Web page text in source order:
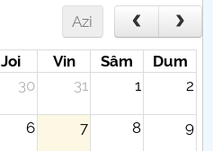
Azi
Joi Vin Sâm
Dum
30 31 1 2
6 7 8 9